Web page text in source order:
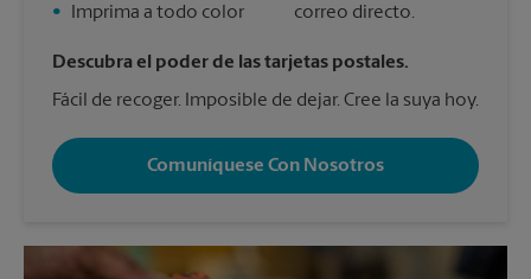
•
Imprima a todo color
correo directo.
Descubra el poder de las tarjetas postales.
Fácil de recoger. Imposible de dejar. Cree la suya hoy.
Comuníquese Con Nosotros